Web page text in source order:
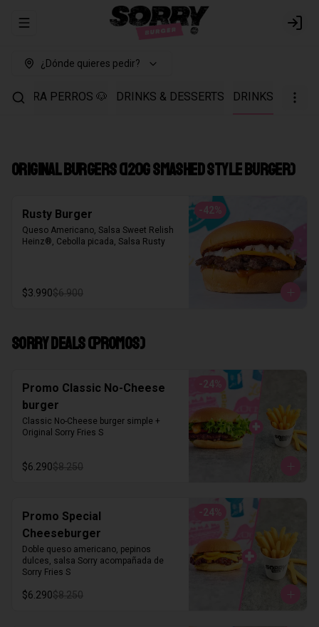
Abrir menu de navegación Login
¿Dónde quieres pedir?
PARA PERROS 🐶 DRINKS & DESSERTS DRINKS
ORIGINAL BURGERS (120g smashed style burger)
-42%
Rusty Burger
Queso Americano, Salsa Sweet Relish
Heinz®, Cebolla picada, Salsa Rusty
$3.990$6.900
SORRY DEALS (PROMOS)
-24%
Promo Classic No-Cheese
burger
Classic No-Cheese burger simple +
Original Sorry Fries S
$6.290$8.250
-24%
Promo Special
Cheeseburger
Doble queso americano, pepinos
dulces, salsa Sorry acompañada de
Sorry Fries S
$6.290$8.250